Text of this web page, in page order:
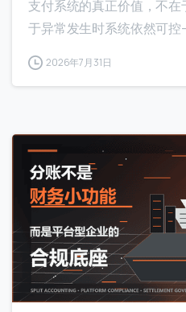
支付系统的真正价值，不
于异常发生时系统依然可
2026年7月31日
联系我们
我们的团队会尽快回复。
China
+86